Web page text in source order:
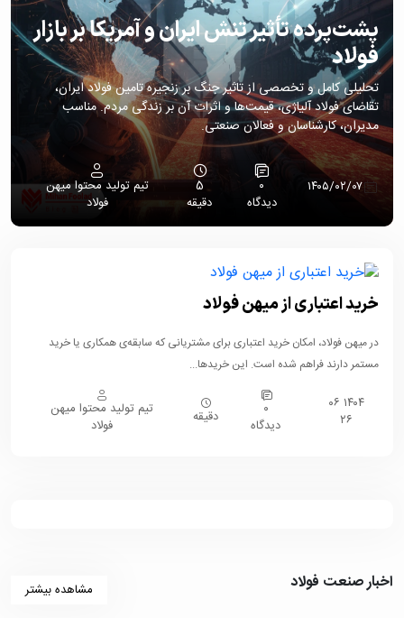
پشت‌پرده تأثیر تنش ایران و آمریکا بر بازار
فولاد
تحلیلی کامل و تخصصی از تاثیر جنگ بر زنجیره تامین فولاد ایران،
تقاضای فولاد آلیاژی، قیمت‌ها و اثرات آن بر زندگی مردم. مناسب
مدیران، کارشناسان و فعالان صنعتی.
۱۴۰۵/۰۲/۰۷
۰
دیدگاه
5
دقیقه
تیم تولید محتوا میهن
فولاد
خرید اعتباری از میهن فولاد
در میهن فولاد، امکان خرید اعتباری برای مشتریانی که سابقه‌ی همکاری یا خرید
مستمر دارند فراهم شده است. این خریدها...
۱۴۰۴ ۰۶
۲۶
۰
دیدگاه
دقیقه
تیم تولید محتوا میهن
فولاد
اخبار صنعت فولاد مشاهده بیشتر